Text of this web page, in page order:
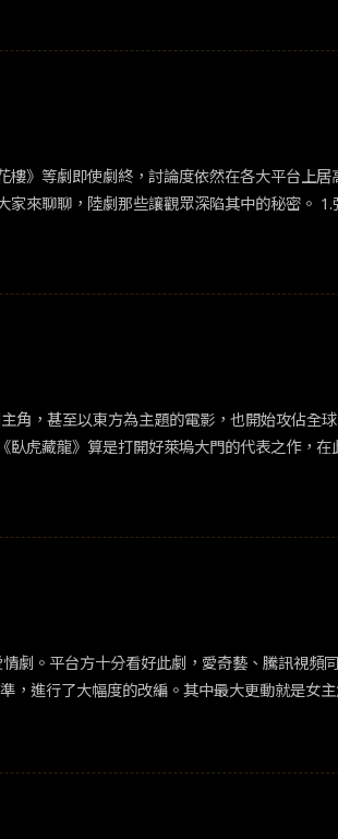
出預期效果，就被粉絲們高度審視批判。第二
被刪去或改動，可以理解是戲劇考量上的取捨
播出的《長月燼明》表現亮眼，是今年年度當
》等劇即使劇終，討論度依然在各大平台上居
那些讓觀眾深陷其中的秘密。 1.彈幕文化&nbsp;彈
幾年來流行於中國，許多影視平台均開啟這項
角，甚至以東方為主題的電影，也開始攻佔全
虎藏龍》算是打開好萊塢大門的代表之作，在
並走向國際，在當年還獲得無數大獎，這是一
劇。平台方十分看好此劇，愛奇藝、騰訊視頻
進行了大幅度的改編。其中最大更動就是女主
孩》的男主角則較為青澀害羞。&nbsp;也因這
掉也能成立，使之姊弟戀的賣點沒有好好發揮
度有思考的作品，裡面也迸發出許多令人深刻